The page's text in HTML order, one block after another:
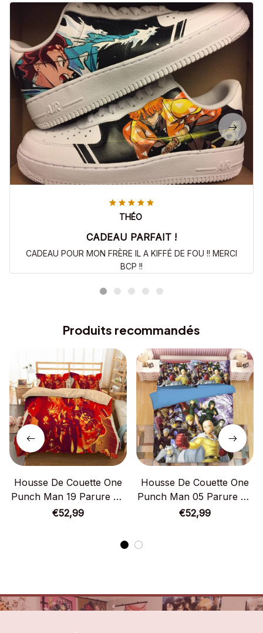
THÉO
CADEAU PARFAIT !
CADEAU POUR MON FRÈRE IL A KIFFÉ DE FOU !! MERCI
BCP !!
Produits recommandés
Housse De Couette One
Punch Man 19 Parure De
Lit Ensemble De Literie
€52,99
Housse De Couette One
Punch Man 05 Parure De
Lit Ensemble De Literie
€52,99